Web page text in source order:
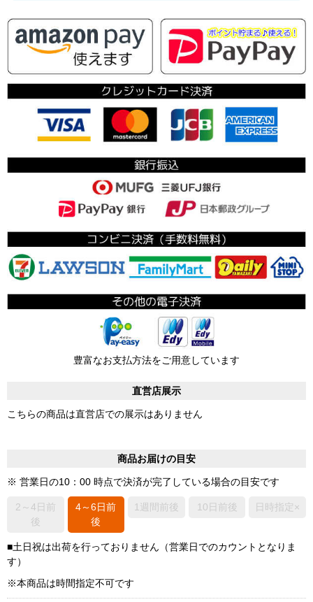
豊富なお支払方法をご用意しています
直営店展示
こちらの商品は直営店での展示はありません
商品お届けの目安
※ 営業日の10：00 時点で決済が完了している場合の目安です
2～4日前
後
4～6日前
後
1週間前後 10日前後 日時指定×
■土日祝は出荷を行っておりません（営業日でのカウントとなりま
す）
※本商品は時間指定不可です